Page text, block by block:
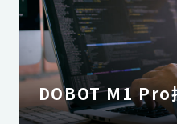
DOBOT M1 Pro